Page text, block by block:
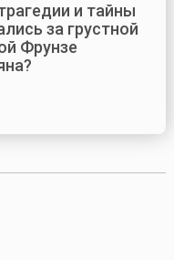
и тайны
за грустной
Фрунзе